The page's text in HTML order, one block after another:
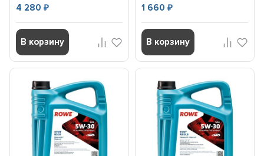
4 280₽
В корзину
1 660 ₽
В корзину